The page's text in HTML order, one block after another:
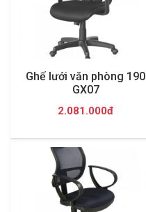
Ghế lưới văn phòng 190
GX07
2.081.000đ